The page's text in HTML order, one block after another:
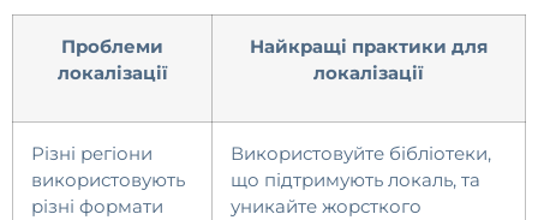
Проблеми
локалізації
Найкращі практики для
локалізації
Різні регіони
використовують
різні формати
Використовуйте бібліотеки,
що підтримують локаль, та
уникайте жорсткого